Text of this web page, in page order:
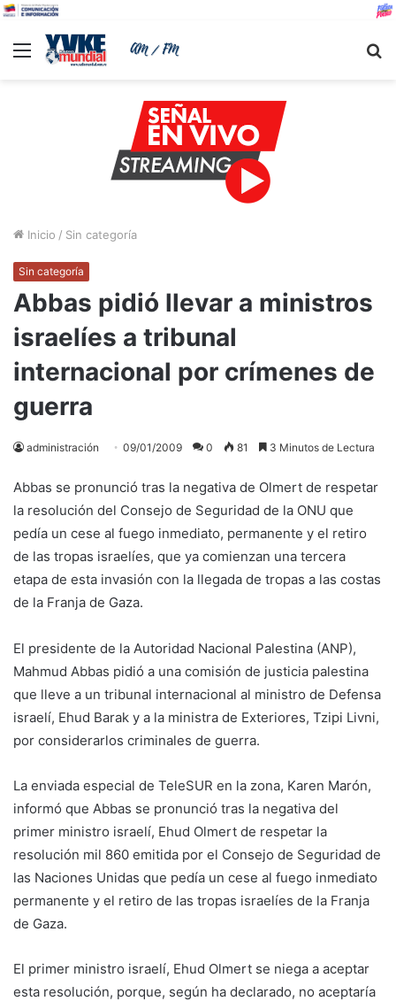
Menu
Inicio / Sin categoría
Sin categoría
Abbas pidió llevar a ministros
israelíes a tribunal
internacional por crímenes de
guerra
administración 09/01/2009 0 81 3 Minutos de Lectura
Abbas se pronunció tras la negativa de Olmert de respetar
la resolución del Consejo de Seguridad de la ONU que
pedía un cese al fuego inmediato, permanente y el retiro
de las tropas israelíes, que ya comienzan una tercera
etapa de esta invasión con la llegada de tropas a las costas
de la Franja de Gaza.
El presidente de la Autoridad Nacional Palestina (ANP),
Mahmud Abbas pidió a una comisión de justicia palestina
que lleve a un tribunal internacional al ministro de Defensa
israelí, Ehud Barak y a la ministra de Exteriores, Tzipi Livni,
por considerarlos criminales de guerra.
La enviada especial de TeleSUR en la zona, Karen Marón,
informó que Abbas se pronunció tras la negativa del
primer ministro israelí, Ehud Olmert de respetar la
resolución mil 860 emitida por el Consejo de Seguridad de
las Naciones Unidas que pedía un cese al fuego inmediato
permanente y el retiro de las tropas israelíes de la Franja
de Gaza.
El primer ministro israelí, Ehud Olmert se niega a aceptar
esta resolución, porque, según ha declarado, no aceptaría